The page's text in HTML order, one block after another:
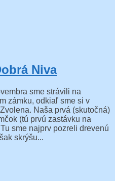
Niva
sme strávili na
zámku, odkiaľ sme si v
Naša prvá (skutočná)
(tú prvú zastávku na
sme najprv pozreli drevenú
skrýšu...